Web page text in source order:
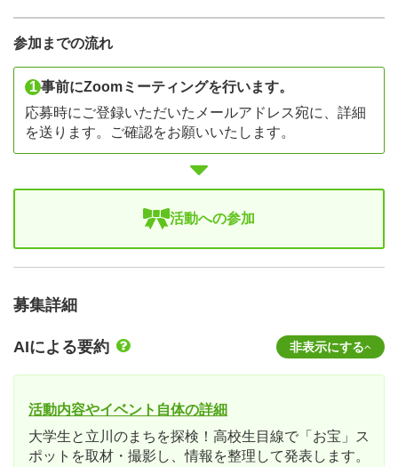
参加までの流れ
1 事前にZoomミーティングを行います。
応募時にご登録いただいたメールアドレス宛に、詳細
を送ります。ご確認をお願いいたします。
活動への参加
募集詳細
AIによる要約 非表示にする
活動内容やイベント自体の詳細
大学生と立川のまちを探検！高校生目線で「お宝」ス
ポットを取材・撮影し、情報を整理して発表します。